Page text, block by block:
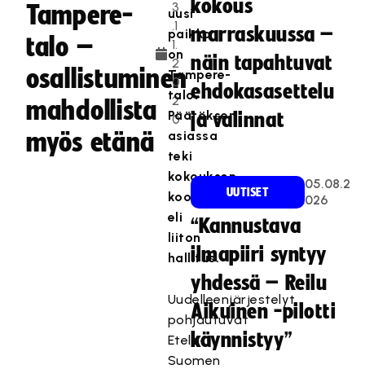
Tampere-
talo –
osallistuminen
mahdollista
myös etänä
3
.1
1.
2
0
2
0
uusi
paikka
on
Tampere-
talo.
Päätöksen
asiassa
teki
kokouksen
koollekutsuja
eli
liiton
hallitus.
Uudelleenjärjestelyt
pohjautuvat
Etelä-
Suomen
kokous
marraskuussa –
näin tapahtuvat
ehdokasasettelu
ja valinnat
UUTISET
05.08.2
026
“Kannustava
ilmapiiri syntyy
yhdessä – Reilu
Aikuinen -pilotti
käynnistyy”